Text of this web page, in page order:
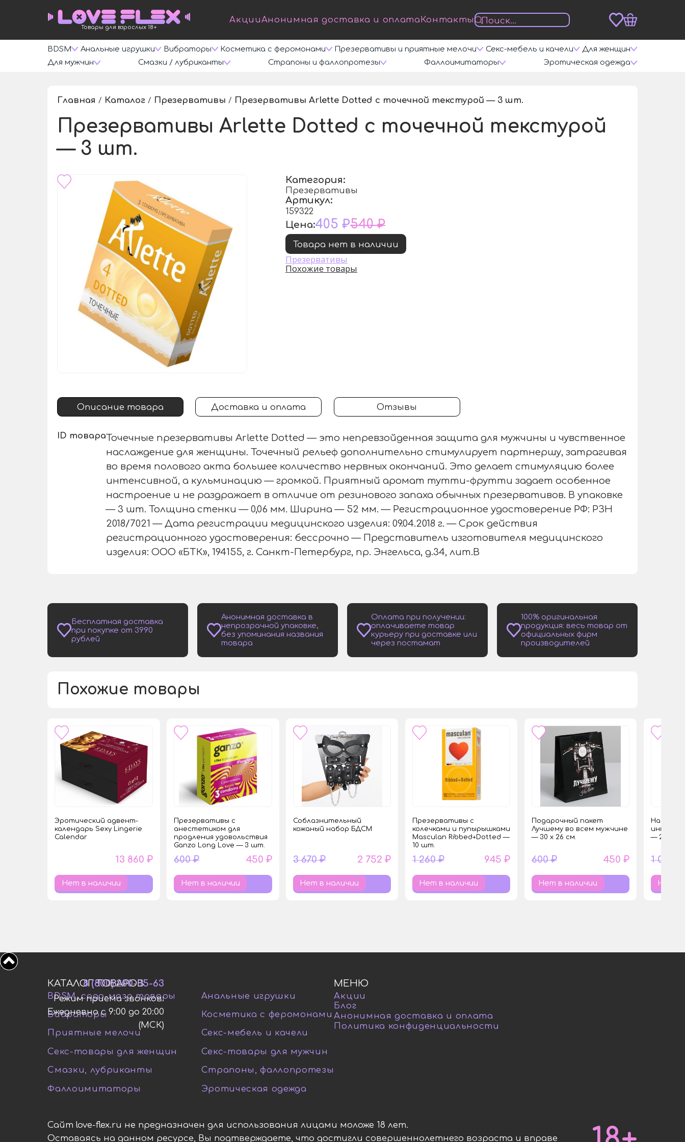
Товары для взрослых 18+
АкцииАнонимная доставка и оплата Контакты
BDSM Анальные игрушки Вибраторы Косметика с феромонами Презервативы и приятные мелочи Секс-мебель и качели
Для женщин
Для мужчин
Смазки / лубриканты Страпоны и фаллопротезы Фаллоимитаторы Эротическая одежда
Главная / Каталог / Презервативы / Презервативы Arlette Dotted с точечной текстурой — 3 шт.
Презервативы Arlette Dotted с точечной текстурой
— 3 шт.
Категория:
Презервативы
Артикул:
159322
Цена:405 ₽540 ₽
Товара нет в наличии
Презервативы
Похожие товары
Описание товара Доставка и оплата Отзывы
ID товараТочечные презервативы Arlette Dotted — это непревзойденная защита для мужчины и чувственное
наслаждение для женщины. Точечный рельеф дополнительно стимулирует партнершу, затрагивая
во время полового акта большее количество нервных окончаний. Это делает стимуляцию более
интенсивной, а кульминацию — громкой. Приятный аромат тутти-фрутти задает особенное
настроение и не раздражает в отличие от резинового запаха обычных презервативов. В упаковке
— 3 шт. Толщина стенки — 0,06 мм. Ширина — 52 мм. — Регистрационное удостоверение РФ: РЗН
2018/7021 — Дата регистрации медицинского изделия: 09.04.2018 г. — Срок действия
регистрационного удостоверения: бессрочно — Представитель изготовителя медицинского
изделия: ООО «БТК», 194155, г. Санкт-Петербург, пр. Энгельса, д.34, лит.В
Бесплатная доставка
при покупке от 3990
рублей
Анонимная доставка в
непрозрачной упаковке,
без упоминания названия
товара
Оплата при получении:
оплачиваете товар
курьеру при доставке или
через постамат
100% оригинальная
продукция: весь товар от
официальных фирм
производителей
Похожие товары
Эротический адвент-
календарь Sexy Lingerie
Calendar
13 860 ₽
Нет в наличии
Презервативы с
анестетиком для
продления удовольствия
Ganzo Long Love — 3 шт.
600 ₽ 450 ₽
Нет в наличии
Соблазнительный
кожаный набор БДСМ
3 670 ₽ 2 752 ₽
Нет в наличии
Презервативы с
колечками и пупырышками
Masculan Ribbed+Dotted —
10 шт.
1 260 ₽ 945 ₽
Нет в наличии
Подарочный пакет
Лучшему во всем мужчине
— 30 х 26 см.
600 ₽ 450 ₽
Нет в наличии
— 200 мл.
1 060 ₽
Нет в
КАТАЛОГ ТОВАРОВ
BDSM, садо-мазо товары
Анальные игрушки
Вибраторы
Косметика с феромонами
Приятные мелочи
Секс-мебель и качели
Секс-товары для женщин
Секс-товары для мужчин
Смазки, лубриканты
Страпоны, фаллопротезы
Фаллоимитаторы
Эротическая одежда
МЕНЮ
Акции
Блог
Анонимная доставка и оплата
Политика конфиденциальности
8 (800) 200-05-63
Режим приема звонков:
Ежедневно с 9:00 до 20:00
(МСК)
Сайт love-flex.ru не предназначен для использования лицами моложе 18 лет.
Оставаясь на данном ресурсе, Вы подтверждаете, что достигли совершеннолетнего возраста и вправе